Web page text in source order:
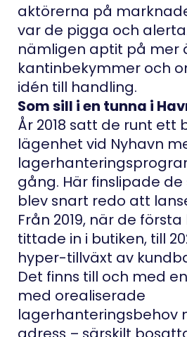
aktörerna på
var de pigga och
nämligen aptit på mer
kantinbekymmer och
idén till handling.
Som sill i en tunna i
År 2018 satt de runt ett
lägenhet vid Nyhavn
gång. Här finslipade
blev snart redo att
Från 2019, när de
tittade in i butiken, till
hyper-tillväxt av
Det finns till och med
med orealiserade
lagerhanteringsbehov